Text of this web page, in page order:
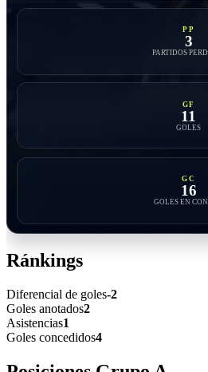
PP
3
PARTIDOS
GF
11
GOLES
GC
16
GOLES EN
Ránkings
Diferencial de goles-2
Goles anotados2
Asistencias1
Goles concedidos4